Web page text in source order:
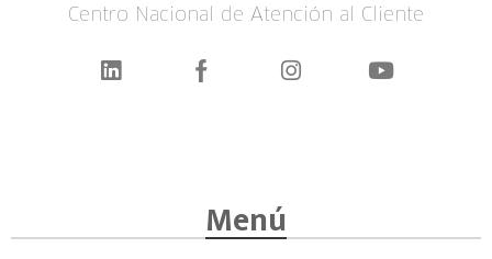
Centro Nacional de Atención al Cliente
Menú